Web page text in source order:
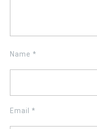
Name *
Email *